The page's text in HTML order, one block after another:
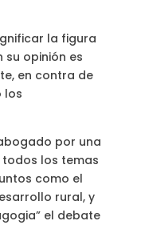
la figura
su opinión es
en contra de
los
por una
todos los temas
como el
rural, y
el debate